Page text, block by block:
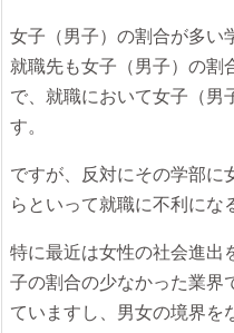
女子（男子）の割合が多い
就職先も女子（男子）の割
で、就職において女子（男
す。
ですが、反対にその学部に
らといって就職に不利にな
特に最近は女性の社会進出
子の割合の少なかった業界
ていますし、男女の境界を